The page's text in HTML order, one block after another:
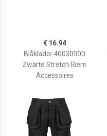
€ 16.94
Blåkläder 40030000
Zwarte Stretch Riem
Accessoires